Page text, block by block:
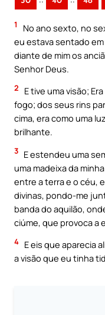
1
No ano sexto, no
eu estava sentado
diante de mim os
Senhor Deus.
2
E tive uma visão;
fogo; dos seus rins
cima, era como uma
brilhante.
3 E estendeu uma
uma madeixa da
entre a terra e o céu,
divinas, pondo-me
banda do aquilão,
ciúme, que provoca a
4 E eis que aparecia
a visão que eu tinha